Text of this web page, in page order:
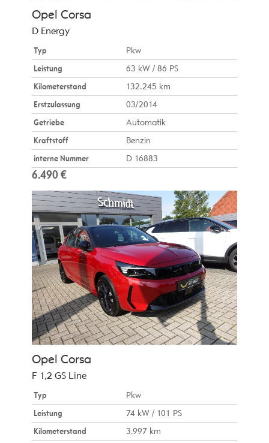
Opel Corsa
D Energy
Typ
Pkw
Leistung
63 kW / 86 PS
Kilometerstand
132.245 km
Erstzulassung
03/2014
Getriebe
Automatik
Kraftstoff
Benzin
interne Nummer
D 16883
6.490 €
Opel Corsa
F 1,2 GS Line
Typ
Pkw
Leistung
74 kW / 101 PS
Kilometerstand
3.997 km